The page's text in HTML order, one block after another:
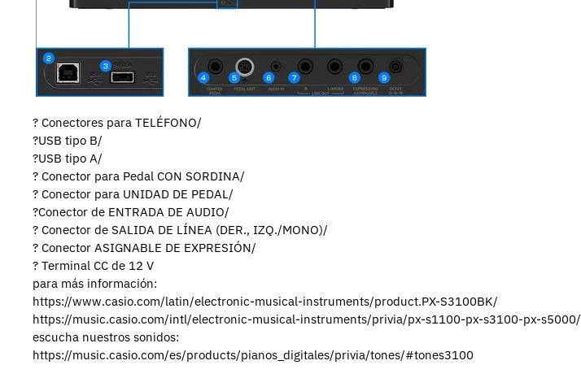
? Conectores para TELÉFONO/
?USB tipo B/
?USB tipo A/
? Conector para Pedal CON SORDINA/
? Conector para UNIDAD DE PEDAL/
?Conector de ENTRADA DE AUDIO/
? Conector de SALIDA DE LÍNEA (DER., IZQ./MONO)/
? Conector ASIGNABLE DE EXPRESIÓN/
? Terminal CC de 12 V
para más información:
https://www.casio.com/latin/electronic-musical-instruments/product.PX-S3100BK/
https://music.casio.com/intl/electronic-musical-instruments/privia/px-s1100-px-s3100-px-s5000/
escucha nuestros sonidos:
https://music.casio.com/es/products/pianos_digitales/privia/tones/#tones3100